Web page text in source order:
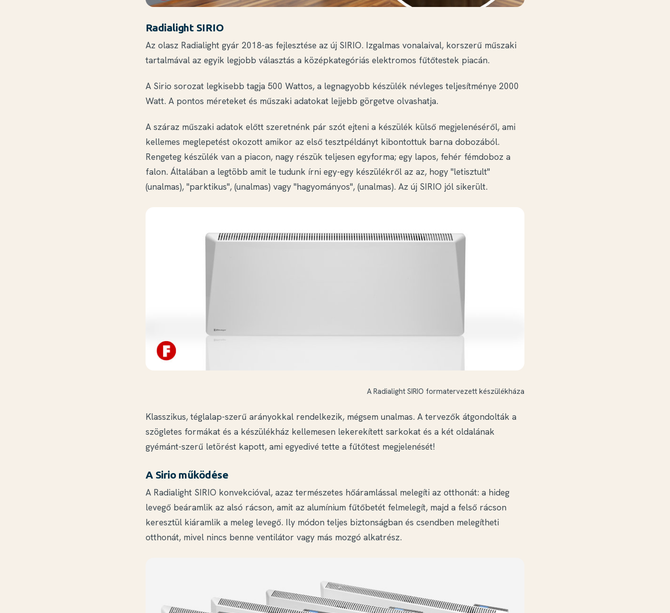
Radialight SIRIO
Az olasz Radialight gyár 2018-as fejlesztése az új SIRIO. Izgalmas vonalaival, korszerű műszaki
tartalmával az egyik legjobb választás a középkategóriás elektromos fűtőtestek piacán.
A Sirio sorozat legkisebb tagja 500 Wattos, a legnagyobb készülék névleges teljesítménye 2000
Watt. A pontos méreteket és műszaki adatokat lejjebb görgetve olvashatja.
A száraz műszaki adatok előtt szeretnénk pár szót ejteni a készülék külső megjelenéséről, ami
kellemes meglepetést okozott amikor az első tesztpéldányt kibontottuk barna dobozából.
Rengeteg készülék van a piacon, nagy részük teljesen egyforma; egy lapos, fehér fémdoboz a
falon. Általában a legtöbb amit le tudunk írni egy-egy készülékről az az, hogy "letisztult"
(unalmas), "parktikus", (unalmas) vagy "hagyományos", (unalmas). Az új SIRIO jól sikerült.
A Radialight SIRIO formatervezett készülékháza
Klasszikus, téglalap-szerű arányokkal rendelkezik, mégsem unalmas. A tervezők átgondolták a
szögletes formákat és a készülékház kellemesen lekerekített sarkokat és a két oldalának
gyémánt-szerű letörést kapott, ami egyedivé tette a fűtőtest megjelenését!
A Sirio működése
A Radialight SIRIO konvekcióval, azaz természetes hőáramlással melegíti az otthonát: a hideg
levegő beáramlik az alsó rácson, amit az alumínium fűtőbetét felmelegít, majd a felső rácson
keresztül kiáramlik a meleg levegő. Ily módon teljes biztonságban és csendben melegítheti
otthonát, mivel nincs benne ventilátor vagy más mozgó alkatrész.